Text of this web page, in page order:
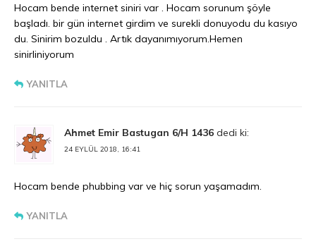
Hocam bende internet siniri var . Hocam sorunum şöyle
başladı. bir gün internet girdim ve surekli donuyodu du kasıyo
du. Sinirim bozuldu . Artık dayanımıyorum.Hemen
sinirliniyorum
YANITLA
Ahmet Emir Bastugan 6/H 1436 dedi ki:
24 EYLÜL 2018, 16:41
Hocam bende phubbing var ve hiç sorun yaşamadım.
YANITLA